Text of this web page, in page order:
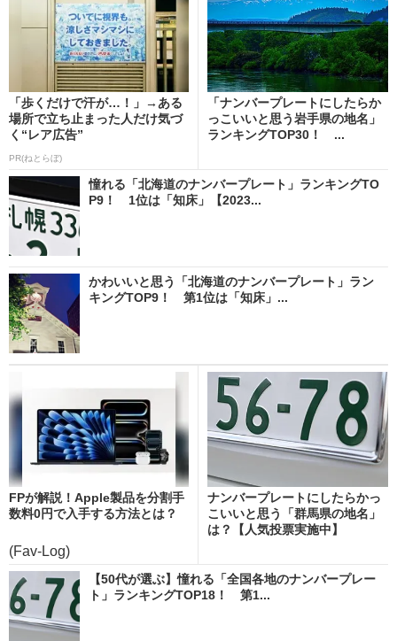
「歩くだけで汗が…！」→ある
場所で立ち止まった人だけ気づ
く“レア広告”
PR(ねとらぼ)
「ナンバープレートにしたらか
っこいいと思う岩手県の地名」
ランキングTOP30！ ...
憧れる「北海道のナンバープレート」ランキングTO
P9！ 1位は「知床」【2023...
かわいいと思う「北海道のナンバープレート」ラン
キングTOP9！ 第1位は「知床」...
FPが解説！Apple製品を分割手
数料0円で入手する方法とは？
(Fav-Log)
ナンバープレートにしたらかっ
こいいと思う「群馬県の地名」
は？【人気投票実施中】
【50代が選ぶ】憧れる「全国各地のナンバープレー
ト」ランキングTOP18！ 第1...